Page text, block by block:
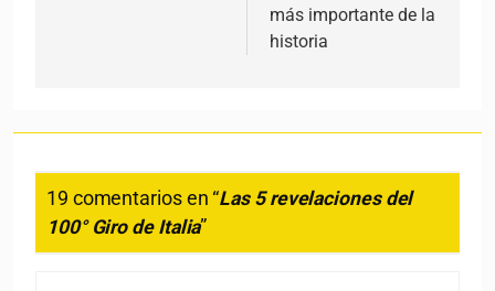
más importante de la
historia
19 comentarios en “Las 5 revelaciones del
100° Giro de Italia”